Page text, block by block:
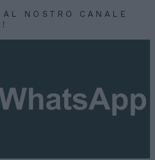
NOSTRO CANALE